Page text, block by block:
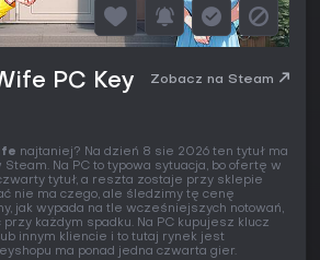
PC Key Zobacz na Steam
najtaniej? Na dzień 8 sie 2026 ten tytuł ma
Steam. Na PC to typowa sytuacja, bo ofertę w
tytuł, a reszta zostaje przy sklepie
nie ma czego, ale śledzimy tę cenę
jak wypada na tle wcześniejszych notowań,
każdym spadku. Na PC kupujesz klucz
innym kliencie i to tutaj rynek jest
ma ponad jedna czwarta gier.